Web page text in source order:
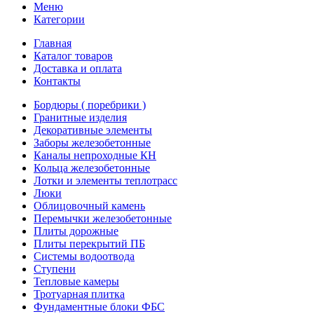
Меню
Категории
Главная
Каталог товаров
Доставка и оплата
Контакты
Бордюры ( поребрики )
Гранитные изделия
Декоративные элементы
Заборы железобетонные
Каналы непроходные КН
Кольца железобетонные
Лотки и элементы теплотрасс
Люки
Облицовочный камень
Перемычки железобетонные
Плиты дорожные
Плиты перекрытий ПБ
Системы водоотвода
Ступени
Тепловые камеры
Тротуарная плитка
Фундаментные блоки ФБС